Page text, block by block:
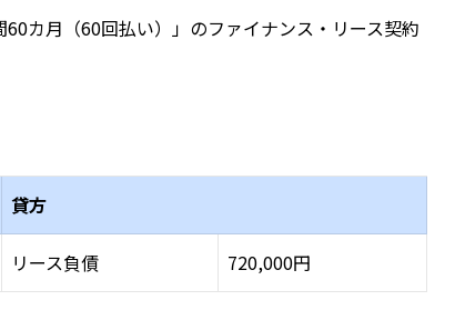
カ月（60回払い）」のファイナンス・リース契約
貸方
リース負債 720,000円